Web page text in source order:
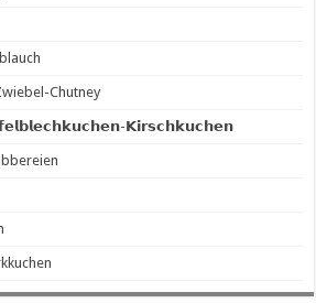
Chutney
𝗞𝗶𝗿𝘀𝗰𝗵𝗸𝘂𝗰𝗵𝗲𝗻